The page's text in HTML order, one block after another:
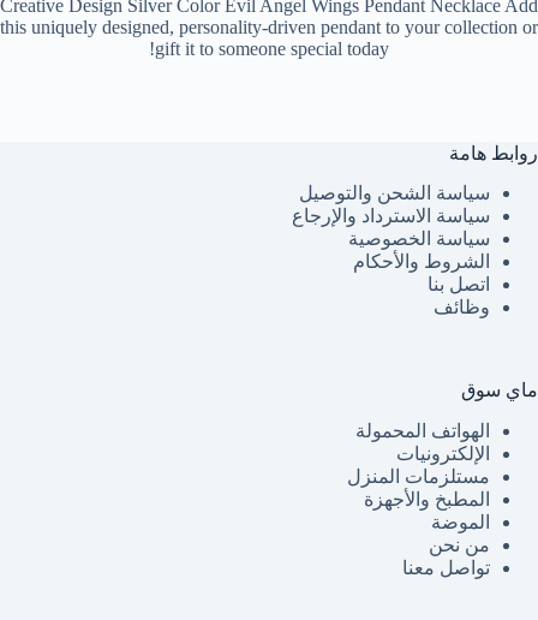
Creative Design Silver Color Evil Angel Wings Pendant Necklace Add
this uniquely designed, personality-driven pendant to your collection or
gift it to someone special today!
روابط هامة
سياسة الشحن والتوصيل
سياسة الاسترداد والإرجاع
سياسة الخصوصية
الشروط والأحكام
اتصل بنا
وظائف
ماي سوق
الهواتف المحمولة
الإلكترونيات
مستلزمات المنزل
المطبخ والأجهزة
الموضة
من نحن
تواصل معنا